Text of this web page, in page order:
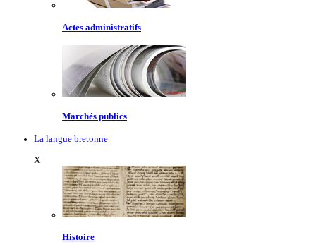
Actes administratifs
Marchés publics
La langue bretonne
X
Histoire